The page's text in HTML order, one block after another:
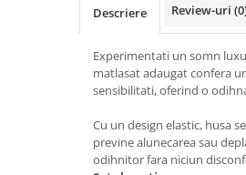
Descriere Review-uri
Experimentati un somn
matlasat adaugat confera
sensibilitati, oferind o
Cu un design elastic, husa
previne alunecarea sau
odihnitor fara niciun